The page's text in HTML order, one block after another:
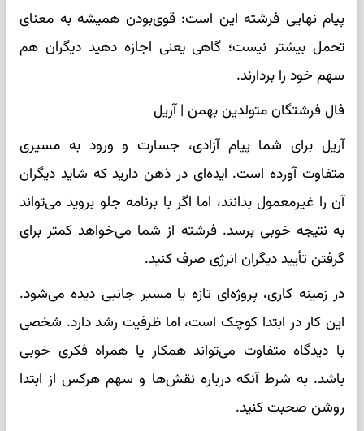
پیام نهایی فرشته این است: قوی‌بودن همیشه به معنای
تحمل بیشتر نیست؛ گاهی یعنی اجازه دهید دیگران هم
سهم خود را بردارند.
فال فرشتگان متولدین بهمن | آریل
آریل برای شما پیام آزادی، جسارت و ورود به مسیری
متفاوت آورده است. ایده‌ای در ذهن دارید که شاید دیگران
آن را غیرمعمول بدانند، اما اگر با برنامه جلو بروید می‌تواند
به نتیجه خوبی برسد. فرشته از شما می‌خواهد کمتر برای
گرفتن تأیید دیگران انرژی صرف کنید.
در زمینه کاری، پروژه‌ای تازه یا مسیر جانبی دیده می‌شود.
این کار در ابتدا کوچک است، اما ظرفیت رشد دارد. شخصی
با دیدگاه متفاوت می‌تواند همکار یا همراه فکری خوبی
باشد. به شرط آنکه درباره نقش‌ها و سهم هرکس از ابتدا
روشن صحبت کنید.